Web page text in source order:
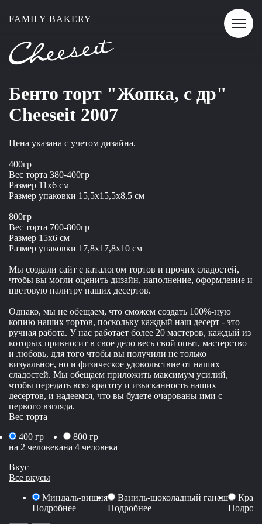
FAMILY BAKERY
Бенто торт "Жопка, с др"
Cheeseit 2007
Цена указана с учетом дизайна.
400гр
Вес торта 380-400гр
Размер 11x6 см
Размер упаковки 15,5x15,5x8,5 см
800гр
Вес торта 700-800гр
Размер 15x6 см
Размер упаковки 17,8x17,8x10 см
Мы создали сайт с каталогом тортов и прочих сладостей,
чтобы вы могли оценить дизайн, наполнение, оформление и
цветовую палитру наших десертов.
Однако, мы не обещаем, что сможем создать 100%-ную
копию наших тортов, поскольку каждый наш десерт - это
ручная работа. У нас работает более 20 мастеров, каждый из
которых привносит в свое дело весь свой опыт, мастерство
и любовь, для того чтобы вы получили не только
визуальное, но и физическое удовольствие от наших
сладостей. Мы обещаем приложить максимум усилий,
чтобы передать всю красоту и изысканность наших
десертов, и надеемся, что вы будете очарованы ими с
первого взгляда.
Вес торта
400 гр
на 2 человека
800 гр
на 4 человека
Вкус
Все вкусы
Миндаль-вишня
Подробнее
Ваниль-шоколадный ганаш
Подробнее